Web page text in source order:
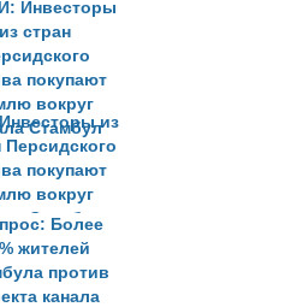
Стамбул
из
Персидского
покупают
вокруг
Стамбул